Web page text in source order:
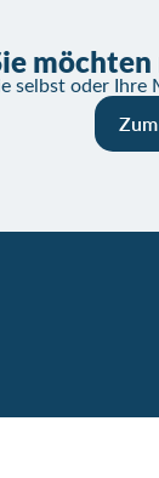
selbst oder